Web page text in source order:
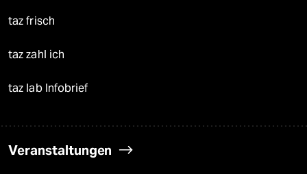
taz frisch
taz zahl ich
taz lab Infobrief
Veranstaltungen